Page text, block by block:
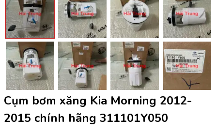
Cụm bơm xăng Kia Morning 2012-
2015 chính hãng 311101Y050